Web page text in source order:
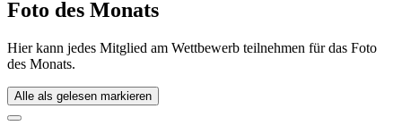
Foto des Monats
Hier kann jedes Mitglied am Wettbewerb teilnehmen für das Foto
des Monats.
Alle als gelesen markieren